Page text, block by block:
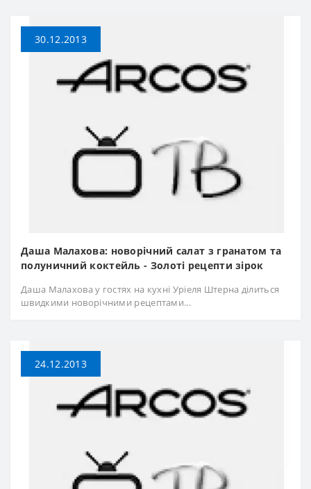
30.12.2013
Даша Малахова: новорічний салат з гранатом та
полуничний коктейль - Золоті рецепти зірок
Даша Малахова у гостях на кухні Уріеля Штерна ділиться
швидкими новорічними рецептами...
24.12.2013